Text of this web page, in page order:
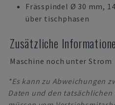
Frässpindel Ø 30 mm,
über tischphasen
Zusätzliche
Maschine noch unter Strom
*Es kann zu Abweichungen
Daten und den